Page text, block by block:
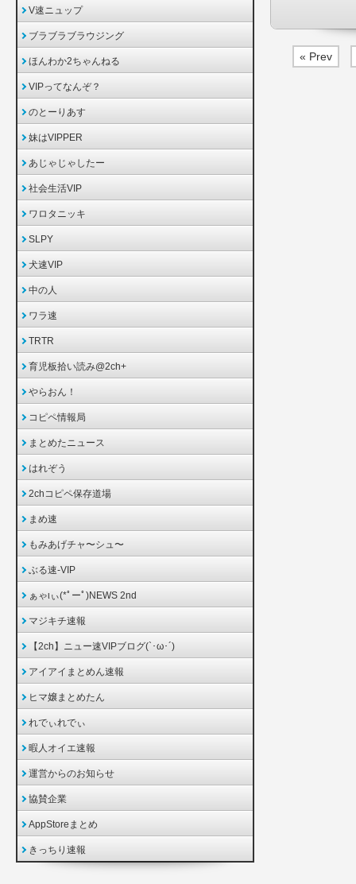
« Prev
V速ニュップ
ブラブラブラウジング
ほんわか2ちゃんねる
VIPってなんぞ？
のとーりあす
妹はVIPPER
あじゃじゃしたー
社会生活VIP
ワロタニッキ
SLPY
犬速VIP
中の人
ワラ速
TRTR
育児板拾い読み@2ch+
やらおん！
コピペ情報局
まとめたニュース
はれぞう
2chコピペ保存道場
まめ速
もみあげチャ〜シュ〜
ぶる速-VIP
ぁゃιぃ(*ﾟーﾟ)NEWS 2nd
マジキチ速報
【2ch】ニュー速VIPブログ(`･ω･´)
アイアイまとめん速報
ヒマ嬢まとめたん
れでぃれでぃ
暇人オイエ速報
運営からのお知らせ
協賛企業
AppStoreまとめ
きっちり速報